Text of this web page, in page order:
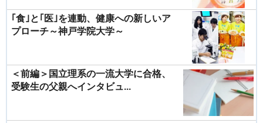
｢食｣と｢医｣を連動、健康への新しいア
プローチ～神戸学院大学～
＜前編＞国立理系の一流大学に合格、
受験生の父親へインタビュ...